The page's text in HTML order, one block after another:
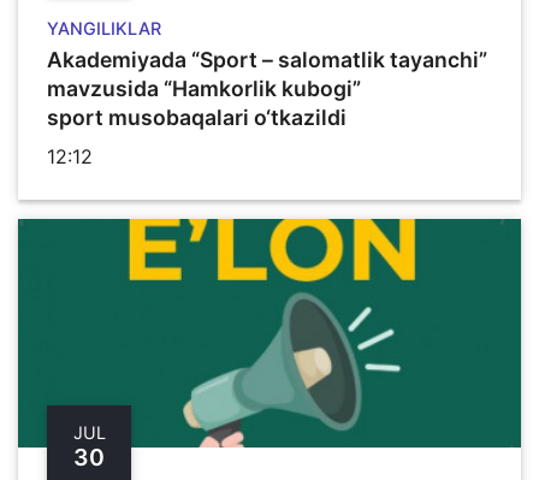
YANGILIKLAR
Akademiyada “Sport – salomatlik tayanchi”
mavzusida “Hamkorlik kubogi”
sport musobaqalari o‘tkazildi
12:12
JUL
30